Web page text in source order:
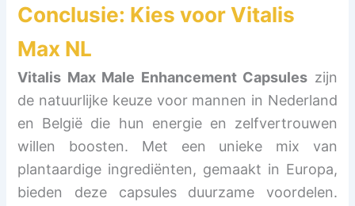
Conclusie: Kies voorVitalis
Max NL
Vitalis Max Male Enhancement Capsules zijn
de natuurlijke keuze voor mannen in Nederland
en België die hun energie en zelfvertrouwen
willen boosten. Met een unieke mix van
plantaardige ingrediënten, gemaakt in Europa,
bieden deze capsules duurzame voordelen.